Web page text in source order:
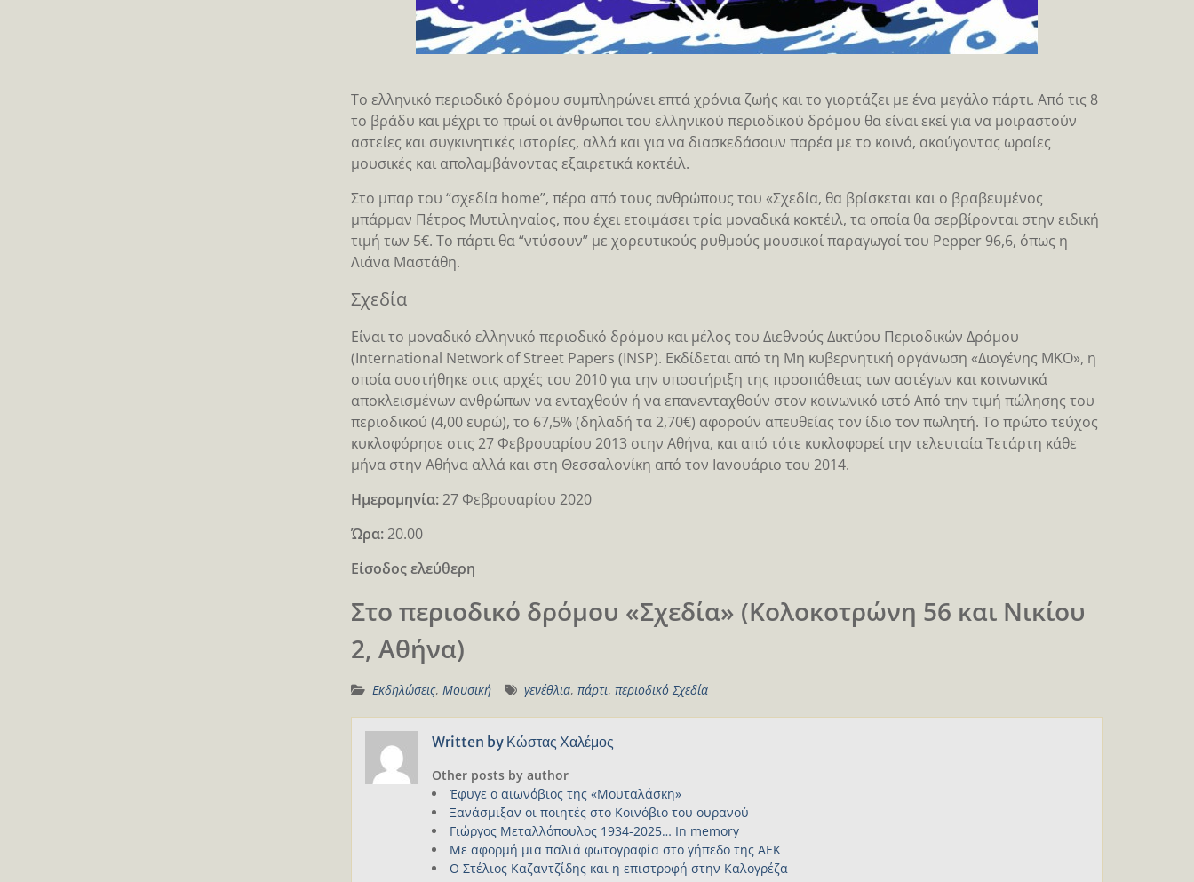
Το ελληνικό περιοδικό δρόμου συμπληρώνει επτά χρόνια ζωής και το γιορτάζει με ένα μεγάλο πάρτι. Από τις 8
το βράδυ και μέχρι το πρωί οι άνθρωποι του ελληνικού περιοδικού δρόμου θα είναι εκεί για να μοιραστούν
αστείες και συγκινητικές ιστορίες, αλλά και για να διασκεδάσουν παρέα με το κοινό, ακούγοντας ωραίες
μουσικές και απολαμβάνοντας εξαιρετικά κοκτέιλ.
Στο μπαρ του “σχεδία home”, πέρα από τους ανθρώπους του «Σχεδία, θα βρίσκεται και ο βραβευμένος
μπάρμαν Πέτρος Μυτιληναίος, που έχει ετοιμάσει τρία μοναδικά κοκτέιλ, τα οποία θα σερβίρονται στην ειδική
τιμή των 5€. Το πάρτι θα “ντύσουν” με χορευτικούς ρυθμούς μουσικοί παραγωγοί του Pepper 96,6, όπως η
Λιάνα Μαστάθη.
Σχεδία
Είναι το μοναδικό ελληνικό περιοδικό δρόμου και μέλος του Διεθνούς Δικτύου Περιοδικών Δρόμου
(International Network of Street Papers (INSP). Εκδίδεται από τη Μη κυβερνητική οργάνωση «Διογένης ΜΚΟ», η
οποία συστήθηκε στις αρχές του 2010 για την υποστήριξη της προσπάθειας των αστέγων και κοινωνικά
αποκλεισμένων ανθρώπων να ενταχθούν ή να επανενταχθούν στον κοινωνικό ιστό Από την τιμή πώλησης του
περιοδικού (4,00 ευρώ), το 67,5% (δηλαδή τα 2,70€) αφορούν απευθείας τον ίδιο τον πωλητή. Το πρώτο τεύχος
κυκλοφόρησε στις 27 Φεβρουαρίου 2013 στην Αθήνα, και από τότε κυκλοφορεί την τελευταία Τετάρτη κάθε
μήνα στην Αθήνα αλλά και στη Θεσσαλονίκη από τον Ιανουάριο του 2014.
Ημερομηνία:27 Φεβρουαρίου 2020
Ώρα:20.00
Είσοδος ελεύθερη
Στο περιοδικό δρόμου «Σχεδία» (Κολοκοτρώνη 56 και Νικίου
2, Αθήνα)
Εκδηλώσεις, Μουσική γενέθλια, πάρτι, περιοδικό Σχεδία
Written by Κώστας Χαλέμος
Other posts by author
Έφυγε ο αιωνόβιος της «Μουταλάσκη»
Ξανάσμιξαν οι ποιητές στο Κοινόβιο του ουρανού
Γιώργος Μεταλλόπουλος 1934-2025… In memory
Με αφορμή μια παλιά φωτογραφία στο γήπεδο της ΑΕΚ
Ο Στέλιος Καζαντζίδης και η επιστροφή στην Καλογρέζα